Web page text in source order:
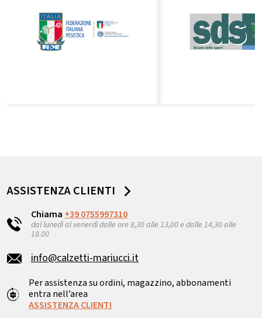
ASSISTENZA CLIENTI
Chiama +39 0755997310
dal lunedì al venerdì dalle ore 8,30 alle 13,00 e dalle 14,30 alle
18.00
info@calzetti-mariucci.it
Per assistenza su ordini, magazzino, abbonamenti
entra nell’area
ASSISTENZA CLIENTI